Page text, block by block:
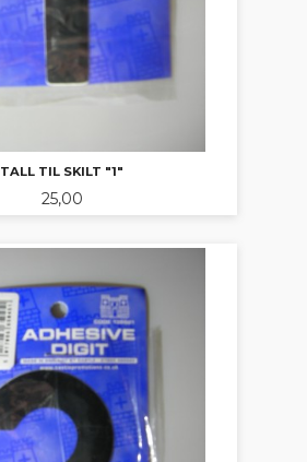
TALL TIL SKILT "1"
Pris
25,00